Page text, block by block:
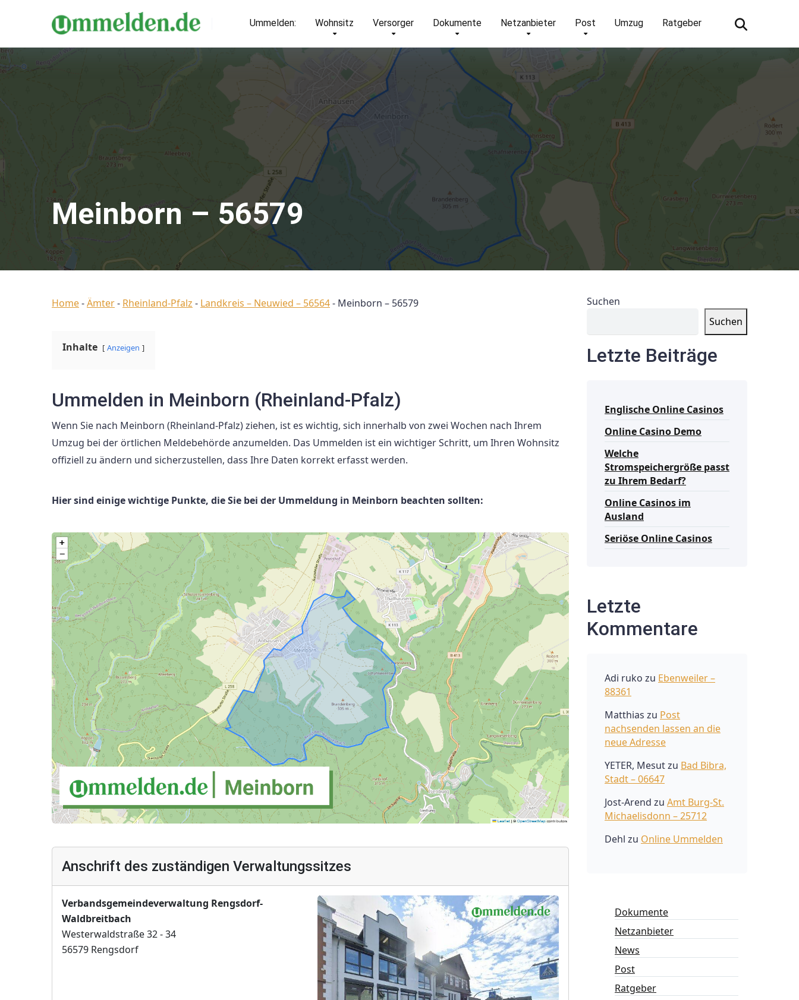
Ummelden: Wohnsitz Versorger Dokumente Netzanbieter Post Umzug Ratgeber
Meinborn – 56579
Home-Ämter- Rheinland-Pfalz - Landkreis – Neuwied – 56564- Meinborn – 56579
Inhalte Anzeigen
Ummelden in Meinborn (Rheinland-Pfalz)
Wenn Sie nach Meinborn (Rheinland-Pfalz) ziehen, ist es wichtig, sich innerhalb von zwei Wochen nach Ihrem
Umzug bei der örtlichen Meldebehörde anzumelden. Das Ummelden ist ein wichtiger Schritt, um Ihren Wohnsitz
offiziell zu ändern und sicherzustellen, dass Ihre Daten korrekt erfasst werden.
Hier sind einige wichtige Punkte, die Sie bei der Ummeldung in Meinborn beachten sollten:
Anschrift des zuständigen Verwaltungssitzes
Verbandsgemeindeverwaltung Rengsdorf-
Waldbreitbach
Westerwaldstraße 32 - 34
56579 Rengsdorf
Suchen
Suchen
Letzte Beiträge
Englische Online Casinos
Online Casino Demo
Welche
Stromspeichergröße passt
zu Ihrem Bedarf?
Online Casinos im
Ausland
Seriöse Online Casinos
Letzte
Kommentare
Adi ruko zu Ebenweiler –
88361
Matthias zu Post
nachsenden lassen an die
neue Adresse
YETER, Mesutzu Bad Bibra,
Stadt – 06647
Jost-Arend zu Amt Burg-St.
Michaelisdonn – 25712
Dehl zu Online Ummelden
Dokumente
Netzanbieter
News
Post
Ratgeber